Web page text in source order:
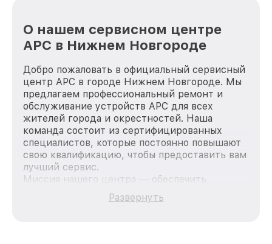
О нашем сервисном центре
APC в Нижнем Новгороде
Добро пожаловать в официальный сервисный
центр APC в городе Нижнем Новгороде. Мы
предлагаем профессиональный ремонт и
обслуживание устройств APC для всех
жителей города и окрестностей. Наша
команда состоит из сертифицированных
специалистов, которые постоянно повышают
свою квалификацию, чтобы предоставить вам
лучший сервис.
Миссия нашего центра — обеспечить
качественный и доступный ремонт для
каждого пользователя продукции APC, вне
Развернуть